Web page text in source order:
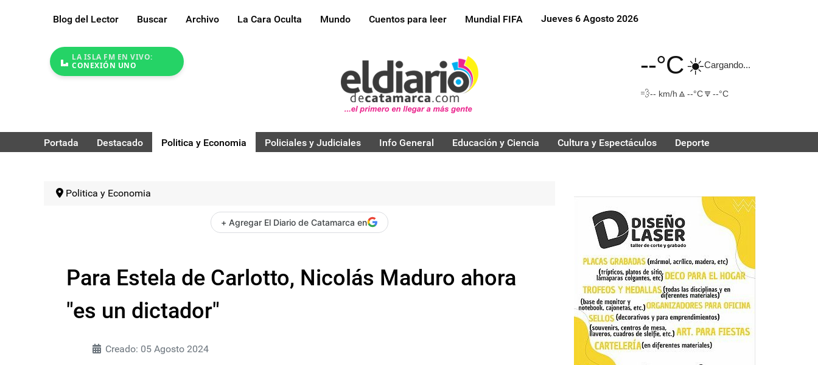
Blog del Lector Buscar Archivo La Cara Oculta Mundo Cuentos para leer Mundial FIFA Jueves 6 Agosto 2026
LA ISLA FM EN VIVO:
CONEXIÓN UNO
--°C☀️Cargando...
💨-- km/h 🔼 --°C🔽 --°C
Portada Destacado Politica y Economia Policiales y Judiciales Info General Educación y Ciencia Cultura y Espectáculos Deporte
Politica y Economia
+ Agregar El Diario de Catamarca en
Para Estela de Carlotto, Nicolás Maduro ahora
"es un dictador"
Creado: 05 Agosto 2024